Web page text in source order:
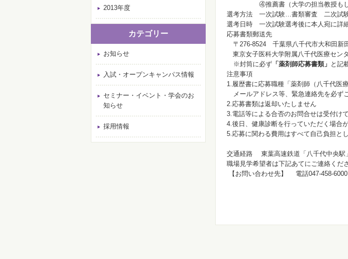
④推薦書（大学の担当教授もしく
選考方法 一次試験…書類審査 二次試
選考日時 一次試験選考後に本人宛に詳
応募書類郵送先
〒276-8524 千葉県八千代市大和田新
東京女子医科大学附属八千代医療
※封筒に必ず 「薬剤師応募書類」 と記
注意事項
1.履歴書に応募職種「薬剤師（八千代医
メールアドレス等、緊急連絡先を必ず
2.応募書類は返却いたしません
3.電話等による合否のお問合せは受付け
4.後日、健康診断を行っていただく場合
5.応募に関わる費用はすべて自己負担と
交通経路 東葉高速鉄道「八千代中央
職場見学希望者は下記あてにご連絡く
【お問い合わせ先】 電話047-458-
2013年度
カテゴリー
お知らせ
入試・オープンキャンパス情報
セミナー・イベント・学会のお
知らせ
採用情報